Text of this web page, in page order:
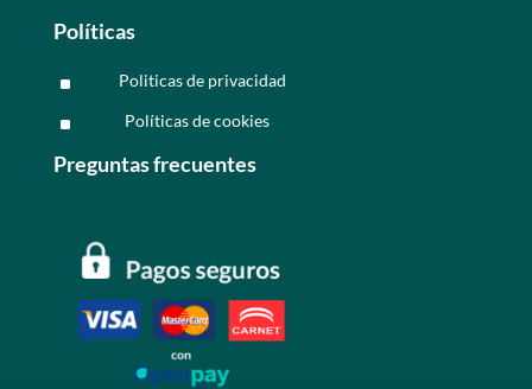
Políticas
^ Politicas de privacidad
^ Políticas de cookies
Preguntas frecuentes